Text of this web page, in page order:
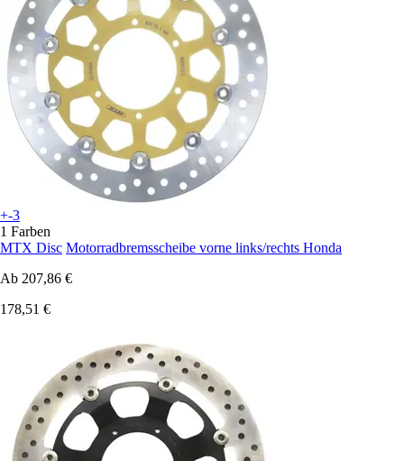
+-3
1 Farben
MTX Disc Motorradbremsscheibe vorne links/rechts Honda
Ab 207,86 €
178,51 €